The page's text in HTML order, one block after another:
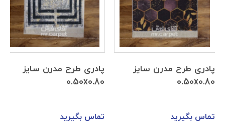
پادری طرح مدرن سایز
0.50x0.80
تماس بگیرید
پادری طرح مدرن سایز
0.50x0.80
تماس بگیرید